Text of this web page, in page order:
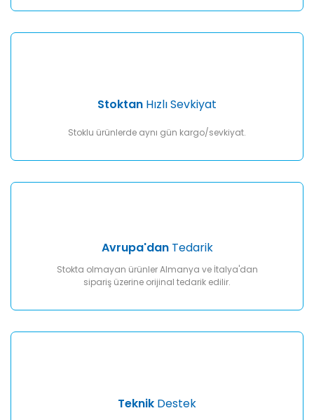
Stoktan Hızlı Sevkiyat
Stoklu ürünlerde aynı gün kargo/sevkiyat.
Avrupa'danTedarik
Stokta olmayan ürünler Almanya ve İtalya'dan
sipariş üzerine orijinal tedarik edilir.
Teknik Destek